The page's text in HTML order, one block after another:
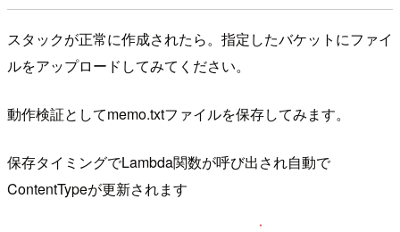
スタックが正常に作成されたら。指定したバケットにファイ
ルをアップロードしてみてください。
動作検証としてmemo.txtファイルを保存してみます。
保存タイミングでLambda関数が呼び出され自動で
ContentTypeが更新されます